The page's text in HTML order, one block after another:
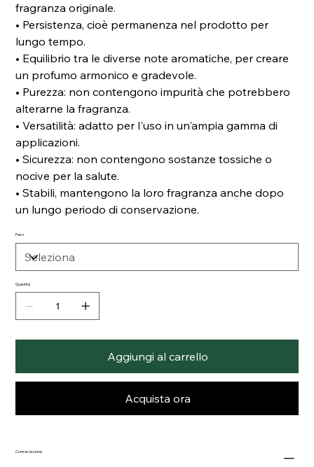
fragranza originale.
• Persistenza, cioè permanenza nel prodotto per
lungo tempo.
• Equilibrio tra le diverse note aromatiche, per creare
un profumo armonico e gradevole.
• Purezza: non contengono impurità che potrebbero
alterarne la fragranza.
• Versatilità: adatto per l'uso in un'ampia gamma di
applicazioni.
• Sicurezza: non contengono sostanze tossiche o
nocive per la salute.
• Stabili, mantengono la loro fragranza anche dopo
un lungo periodo di conservazione.
Peso
Quantità
Aggiungi al carrello
Acquista ora
Conservazione